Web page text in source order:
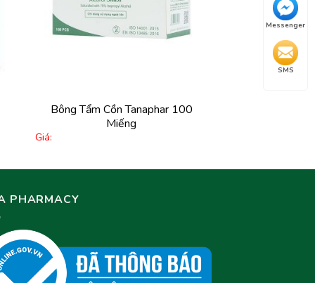
Messenger
SMS
thích
Bông Tẩm Cồn Tanaphar 100
Miếng
Giá:
PHARMACY